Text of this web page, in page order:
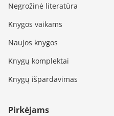
Negrožinė literatūra
Knygos vaikams
Naujos knygos
Knygų komplektai
Knygų išpardavimas
Pirkėjams